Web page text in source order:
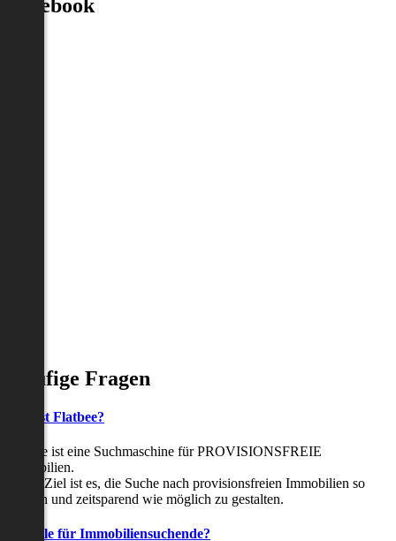
Facebook
Häufige Fragen
Was ist Flatbee?
Flatbee ist eine Suchmaschine für PROVISIONSFREIE
Immobilien.
Unser Ziel ist es, die Suche nach provisionsfreien Immobilien so
einfach und zeitsparend wie möglich zu gestalten.
Vorteile für Immobiliensuchende?